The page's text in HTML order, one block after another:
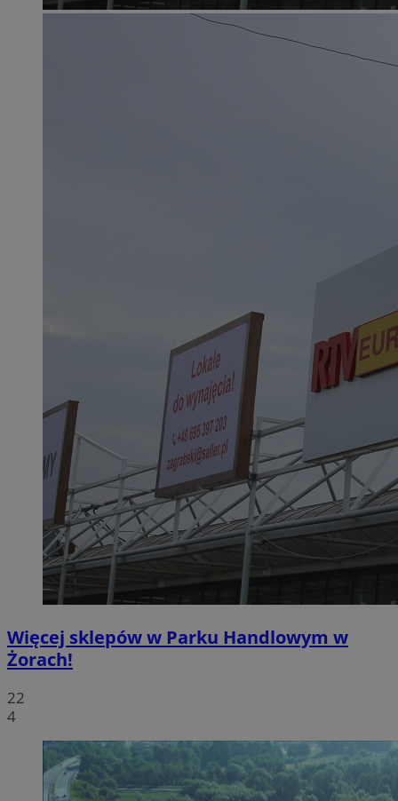
Więcej sklepów w Parku Handlowym w
Żorach!
22
4